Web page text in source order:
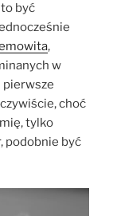
to być
,
w
pierwsze
choć
tylko
podobnie być